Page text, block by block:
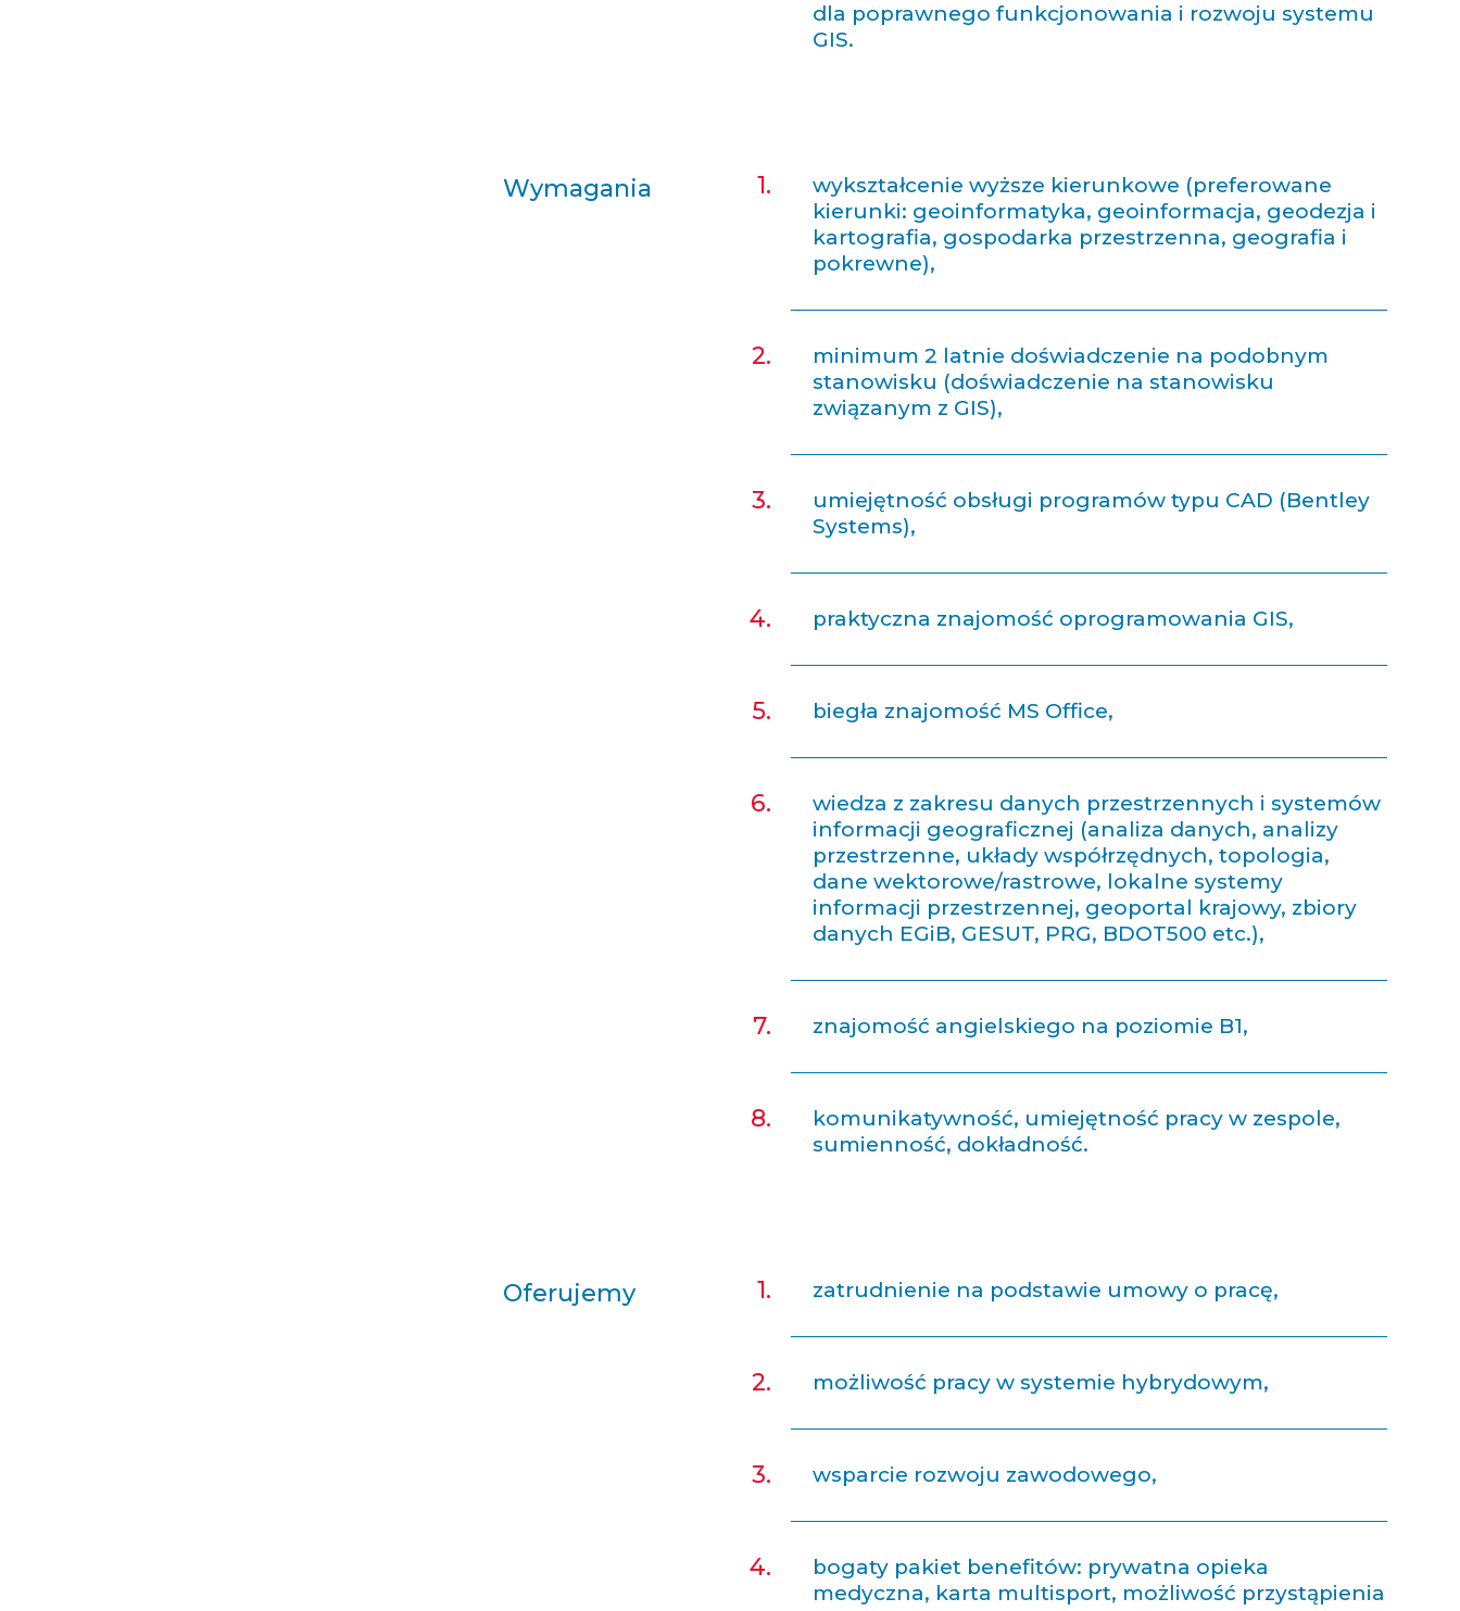
dla poprawnego funkcjonowania i rozwoju systemu
GIS.
Wymagania
wykształcenie wyższe kierunkowe (preferowane
kierunki: geoinformatyka, geoinformacja, geodezja i
kartografia, gospodarka przestrzenna, geografia i
pokrewne),
minimum 2 latnie doświadczenie na podobnym
stanowisku (doświadczenie na stanowisku
związanym z GIS),
umiejętność obsługi programów typu CAD (Bentley
Systems),
praktyczna znajomość oprogramowania GIS,
biegła znajomość MS Office,
wiedza z zakresu danych przestrzennych i systemów
informacji geograficznej (analiza danych, analizy
przestrzenne, układy współrzędnych, topologia,
dane wektorowe/rastrowe, lokalne systemy
informacji przestrzennej, geoportal krajowy, zbiory
danych EGiB, GESUT, PRG, BDOT500 etc.),
znajomość angielskiego na poziomie B1,
komunikatywność, umiejętność pracy w zespole,
sumienność, dokładność.
Oferujemy zatrudnienie na podstawie umowy o pracę,
możliwość pracy w systemie hybrydowym,
wsparcie rozwoju zawodowego,
bogaty pakiet benefitów: prywatna opieka
medyczna, karta multisport, możliwość przystąpienia